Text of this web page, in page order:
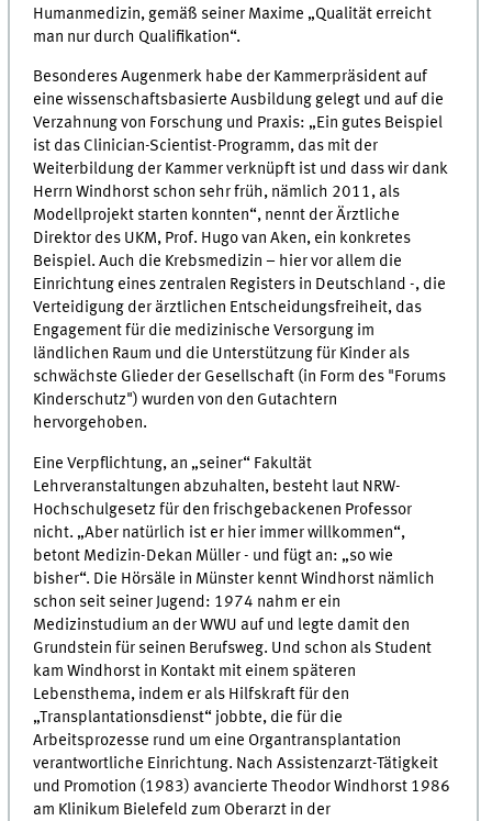
Humanmedizin, gemäß seiner Maxime „Qualität erreicht
man nur durch Qualifikation“.
Besonderes Augenmerk habe der Kammerpräsident auf
eine wissenschaftsbasierte Ausbildung gelegt und auf die
Verzahnung von Forschung und Praxis: „Ein gutes Beispiel
ist das Clinician-Scientist-Programm, das mit der
Weiterbildung der Kammer verknüpft ist und dass wir dank
Herrn Windhorst schon sehr früh, nämlich 2011, als
Modellprojekt starten konnten“, nennt der Ärztliche
Direktor des UKM, Prof. Hugo van Aken, ein konkretes
Beispiel. Auch die Krebsmedizin – hier vor allem die
Einrichtung eines zentralen Registers in Deutschland -, die
Verteidigung der ärztlichen Entscheidungsfreiheit, das
Engagement für die medizinische Versorgung im
ländlichen Raum und die Unterstützung für Kinder als
schwächste Glieder der Gesellschaft (in Form des "Forums
Kinderschutz") wurden von den Gutachtern
hervorgehoben.
Eine Verpflichtung, an „seiner“ Fakultät
Lehrveranstaltungen abzuhalten, besteht laut NRW-
Hochschulgesetz für den frischgebackenen Professor
nicht. „Aber natürlich ist er hier immer willkommen“,
betont Medizin-Dekan Müller - und fügt an: „so wie
bisher“. Die Hörsäle in Münster kennt Windhorst nämlich
schon seit seiner Jugend: 1974 nahm er ein
Medizinstudium an der WWU auf und legte damit den
Grundstein für seinen Berufsweg. Und schon als Student
kam Windhorst in Kontakt mit einem späteren
Lebensthema, indem er als Hilfskraft für den
„Transplantationsdienst“ jobbte, die für die
Arbeitsprozesse rund um eine Organtransplantation
verantwortliche Einrichtung. Nach Assistenzarzt-Tätigkeit
und Promotion (1983) avancierte Theodor Windhorst 1986
am Klinikum Bielefeld zum Oberarzt in der